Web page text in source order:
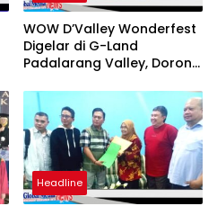
WOW D’Valley Wonderfest
Digelar di G-Land
Padalarang Valley, Dorong
Lokal
Headline